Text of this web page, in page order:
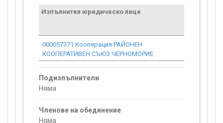
Изпълнител юридическо лице
000057371 Кооперация РАЙОНЕН
КООПЕРАТИВЕН СЪЮЗ ЧЕРНОМОРИЕ
Подизпълнители
Няма
Членове на обединение
Няма